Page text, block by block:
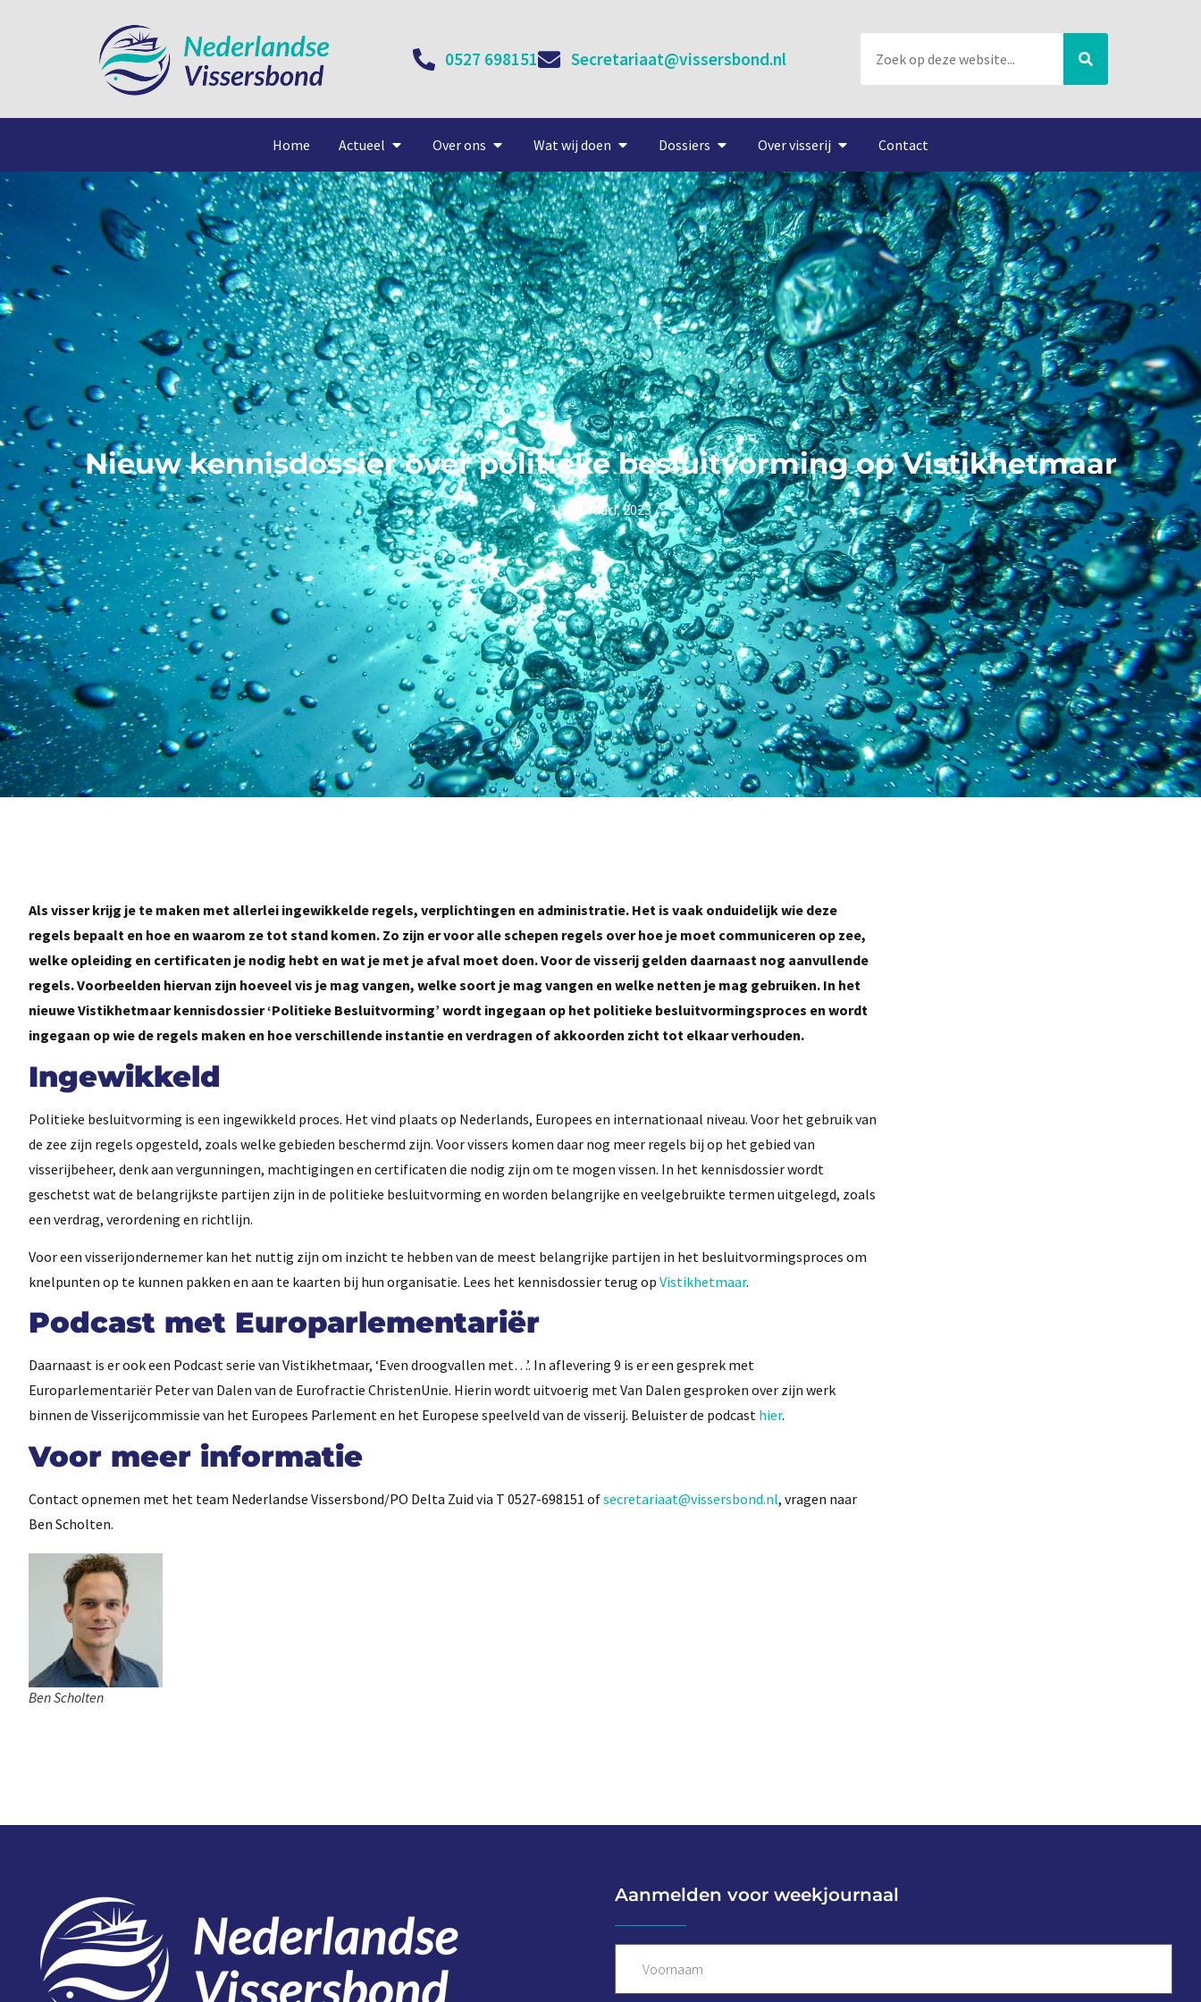
0527 698151 Secretariaat@vissersbond.nl
Home Actueel Over ons Wat wij doen Dossiers Over visserij Contact
Nieuw kennisdossier over politieke besluitvorming op Vistikhetmaar
16 februari, 2023
Als visser krijg je te maken met allerlei ingewikkelde regels, verplichtingen en administratie. Het is vaak onduidelijk wie deze
regels bepaalt en hoe en waarom ze tot stand komen. Zo zijn er voor alle schepen regels over hoe je moet communiceren op zee,
welke opleiding en certificaten je nodig hebt en wat je met je afval moet doen. Voor de visserij gelden daarnaast nog aanvullende
regels. Voorbeelden hiervan zijn hoeveel vis je mag vangen, welke soort je mag vangen en welke netten je mag gebruiken. In het
nieuwe Vistikhetmaar kennisdossier ‘Politieke Besluitvorming’ wordt ingegaan op het politieke besluitvormingsproces en wordt
ingegaan op wie de regels maken en hoe verschillende instantie en verdragen of akkoorden zicht tot elkaar verhouden.
Ingewikkeld
Politieke besluitvorming is een ingewikkeld proces. Het vind plaats op Nederlands, Europees en internationaal niveau. Voor het gebruik van
de zee zijn regels opgesteld, zoals welke gebieden beschermd zijn. Voor vissers komen daar nog meer regels bij op het gebied van
visserijbeheer, denk aan vergunningen, machtigingen en certificaten die nodig zijn om te mogen vissen. In het kennisdossier wordt
geschetst wat de belangrijkste partijen zijn in de politieke besluitvorming en worden belangrijke en veelgebruikte termen uitgelegd, zoals
een verdrag, verordening en richtlijn.
Voor een visserijondernemer kan het nuttig zijn om inzicht te hebben van de meest belangrijke partijen in het besluitvormingsproces om
knelpunten op te kunnen pakken en aan te kaarten bij hun organisatie. Lees het kennisdossier terug op Vistikhetmaar.
Podcast met Europarlementariër
Daarnaast is er ook een Podcast serie van Vistikhetmaar, ‘Even droogvallen met…’. In aflevering 9 is er een gesprek met
Europarlementariër Peter van Dalen van de Eurofractie ChristenUnie. Hierin wordt uitvoerig met Van Dalen gesproken over zijn werk
binnen de Visserijcommissie van het Europees Parlement en het Europese speelveld van de visserij. Beluister de podcast hier.
Voor meer informatie
Contact opnemen met het team Nederlandse Vissersbond/PO Delta Zuid via T 0527-698151 ofsecretariaat@vissersbond.nl, vragen naar
Ben Scholten.
Ben Scholten
Aanmelden voor weekjournaal